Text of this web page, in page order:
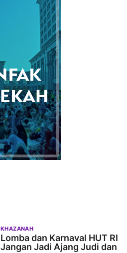
KHAZANAH
Lomba dan Karnaval HUT RI
Jangan Jadi Ajang Judi dan